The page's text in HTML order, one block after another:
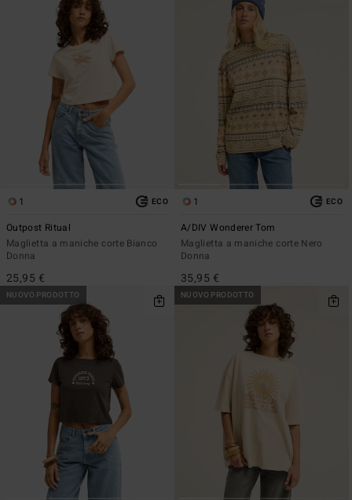
1 ECO
Outpost Ritual
Maglietta a maniche corte Bianco
Donna
25,95 €
1 ECO
A/DIV Wonderer Tom
Maglietta a maniche corte Nero
Donna
35,95 €
NUOVO PRODOTTO NUOVO PRODOTTO